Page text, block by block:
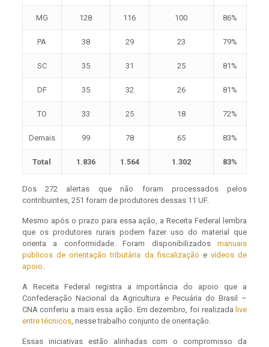
MG 128 116 100 86%
PA 38 29 23 79%
SC 35 31 25 81%
DF 35 32 26 81%
TO 33 25 18 72%
Demais 99 78 65 83%
Total 1.836 1.564 1.302 83%
Dos 272 alertas que não foram processados pelos
contribuintes, 251 foram de produtores dessas 11 UF.
Mesmo após o prazo para essa ação, a Receita Federal lembra
que os produtores rurais podem fazer uso do material que
orienta a conformidade. Foram disponibilizadosmanuais
públicos de orientação tributária da fiscalização evídeos de
apoio.
A Receita Federal registra a importância do apoio que a
Confederação Nacional da Agricultura e Pecuária do Brasil –
CNA conferiu a mais essa ação. Em dezembro, foi realizada live
entre técnicos, nesse trabalho conjunto de orientação.
Essas iniciativas estão alinhadas com o compromisso da